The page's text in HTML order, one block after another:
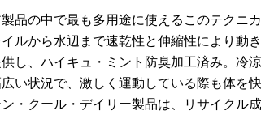
品の中で最も多用途に使えるこのテクニ
ルから水辺まで速乾性と伸縮性により動
し、ハイキュ・ミント防臭加工済み。冷
い状況で、激しく運動している際も体を
・クール・デイリー製品は、リサイクル